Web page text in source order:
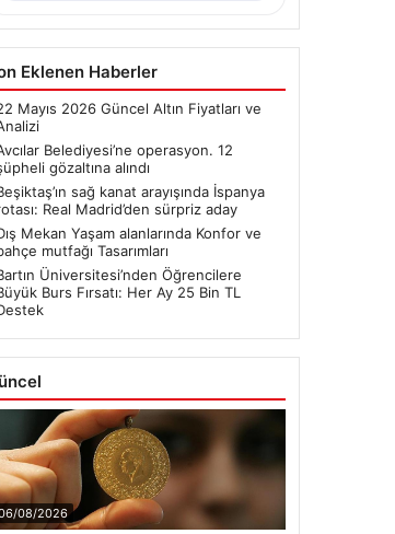
Eklenen Haberler
Mayıs 2026 Güncel Altın Fiyatları ve
Belediyesi’ne operasyon. 12
gözaltına alındı
sağ kanat arayışında İspanya
Real Madrid’den sürpriz aday
Mekan Yaşam alanlarında Konfor ve
mutfağı Tasarımları
Üniversitesi’nden Öğrencilere
Burs Fırsatı: Her Ay 25 Bin TL
08/2026